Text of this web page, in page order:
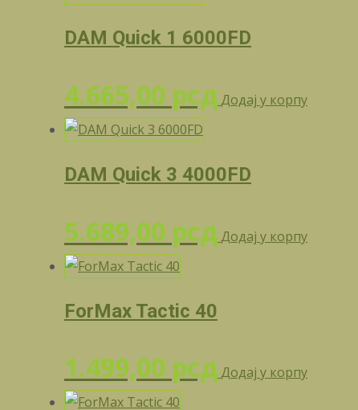
DAM Quick 1 6000FD
4.665,00 рсд Додај у корпу
DAM Quick 3 4000FD
5.689,00 рсд Додај у корпу
ForMax Tactic 40
1.499,00 рсд Додај у корпу